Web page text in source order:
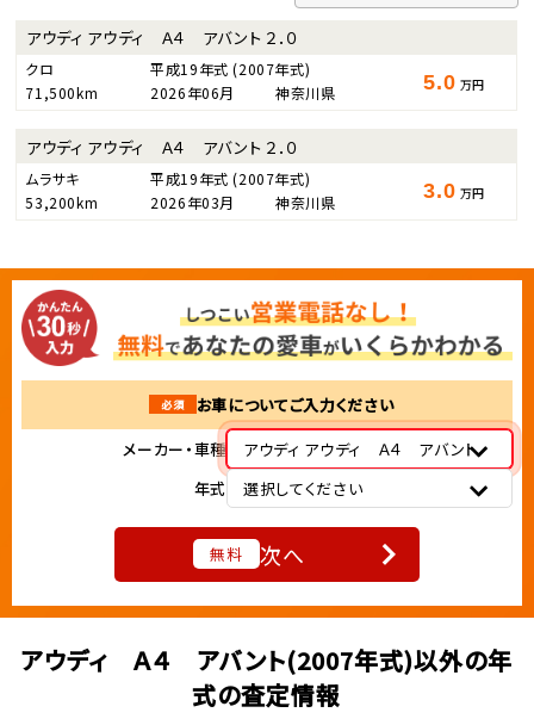
アウディ アウディ Ａ４ アバント ２．０
クロ 平成19年式(2007年式)
71,500km
2026年06月 神奈川県 5.0 万円
アウディ アウディ Ａ４ アバント ２．０
ムラサキ 平成19年式(2007年式)
53,200km
2026年03月 神奈川県 3.0 万円
必須
お車についてご入力ください
メーカー・車種
アウディ アウディ Ａ４ アバント
年式
選択してください
無料 次へ
アウディ Ａ４ アバント(2007年式)以外の年
式の査定情報